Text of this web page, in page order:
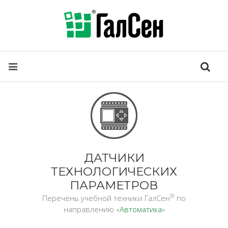
ДАТЧИКИ
ТЕХНОЛОГИЧЕСКИХ
ПАРАМЕТРОВ
Перечень учебной техники ГалСен® по
направлению «Автоматика»